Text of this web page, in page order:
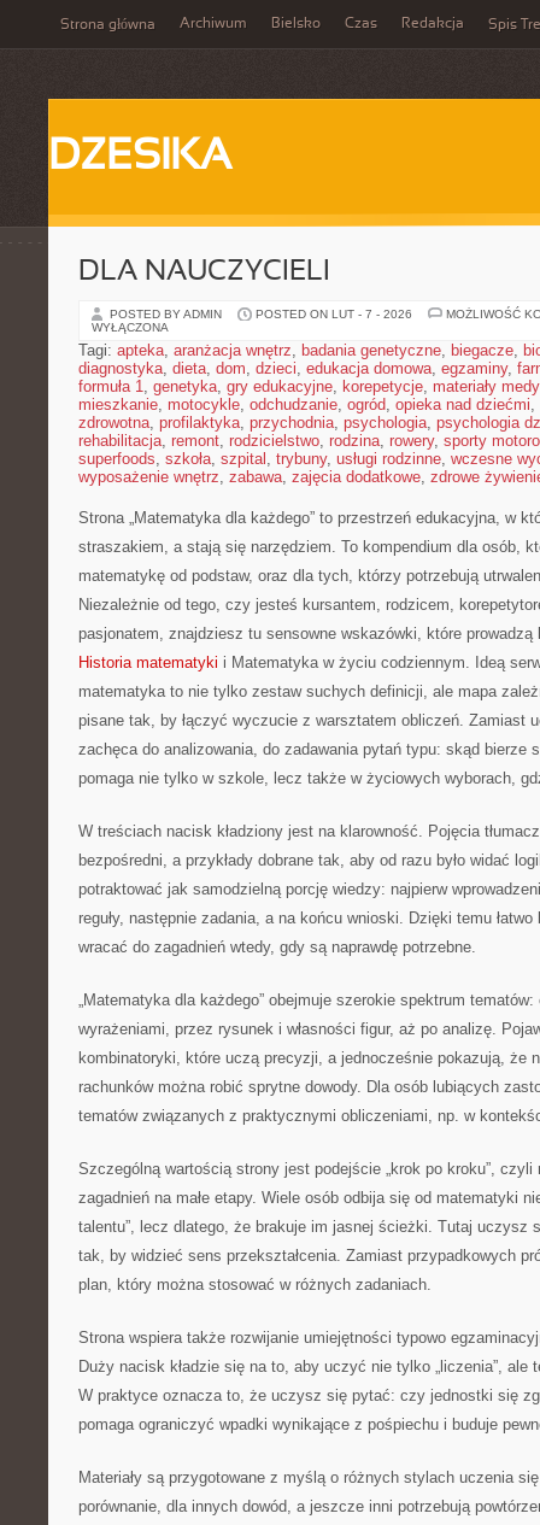
Strona główna Archiwum Bielsko Czas Redakcja Spis
DZESIKA
DLA NAUCZYCIELI
POSTED BY ADMIN POSTED ON LUT - 7 - 2026
MOŻLIWOŚĆ
WYŁĄCZONA
Tagi: apteka, aranżacja wnętrz, badania genetyczne, biegacze,
diagnostyka, dieta, dom, dzieci, edukacja domowa, egzaminy,
formuła 1, genetyka, gry edukacyjne, korepetycje, materiały
mieszkanie, motocykle, odchudzanie, ogród, opieka nad dziećmi,
zdrowotna, profilaktyka, przychodnia, psychologia, psychologia
rehabilitacja, remont, rodzicielstwo, rodzina, rowery, sporty
superfoods, szkoła, szpital , trybuny, usługi rodzinne, wczesne
wyposażenie wnętrz, zabawa, zajęcia dodatkowe, zdrowe
Strona „Matematyka dla każdego” to przestrzeń edukacyjna, w
straszakiem, a stają się narzędziem. To kompendium dla osób,
matematykę od podstaw, oraz dla tych, którzy potrzebują
Niezależnie od tego, czy jesteś kursantem, rodzicem,
pasjonatem, znajdziesz tu sensowne wskazówki, które
Historia matematyki i Matematyka w życiu codziennym. Ideą
matematyka to nie tylko zestaw suchych definicji, ale mapa
pisane tak, by łączyć wyczucie z warsztatem obliczeń. Zamiast
zachęca do analizowania, do zadawania pytań typu: skąd bierze
pomaga nie tylko w szkole, lecz także w życiowych wyborach,
W treściach nacisk kładziony jest na klarowność. Pojęcia
bezpośredni, a przykłady dobrane tak, aby od razu było widać
potraktować jak samodzielną porcję wiedzy: najpierw
reguły, następnie zadania, a na końcu wnioski. Dzięki temu
wracać do zagadnień wtedy, gdy są naprawdę potrzebne.
„Matematyka dla każdego” obejmuje szerokie spektrum
wyrażeniami, przez rysunek i własności figur, aż po analizę.
kombinatoryki, które uczą precyzji, a jednocześnie pokazują, że
rachunków można robić sprytne dowody. Dla osób lubiących
tematów związanych z praktycznymi obliczeniami, np. w
Szczególną wartością strony jest podejście „krok po kroku”,
zagadnień na małe etapy. Wiele osób odbija się od matematyki
talentu”, lecz dlatego, że brakuje im jasnej ścieżki. Tutaj uczysz
tak, by widzieć sens przekształcenia. Zamiast przypadkowych
plan, który można stosować w różnych zadaniach.
Strona wspiera także rozwijanie umiejętności typowo
Duży nacisk kładzie się na to, aby uczyć nie tylko „liczenia”, ale
W praktyce oznacza to, że uczysz się pytać: czy jednostki się
pomaga ograniczyć wpadki wynikające z pośpiechu i buduje
Materiały są przygotowane z myślą o różnych stylach uczenia
porównanie, dla innych dowód, a jeszcze inni potrzebują